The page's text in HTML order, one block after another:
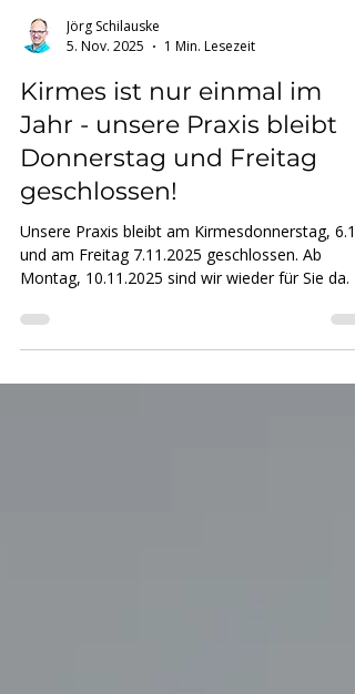
Jörg Schilauske
5. Nov. 2025
1 Min. Lesezeit
Kirmes ist nur einmal im
Jahr - unsere Praxis bleibt
Donnerstag und Freitag
Montag, 10.11.2025 sind wir wieder für Sie da.